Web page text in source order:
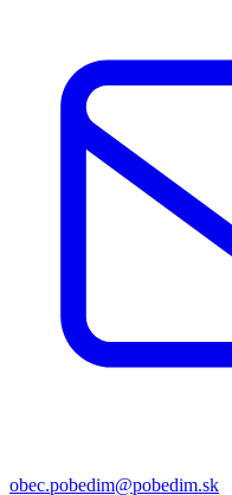
obec.pobedim@pobedim.sk